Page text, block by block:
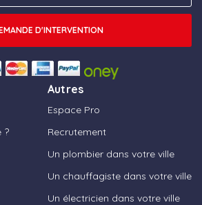
?
Autres
Espace Pro
Recrutement
Un plombier dans votre ville
Un chauffagiste dans votre ville
Un électricien dans votre ville
D'INTERVENTION